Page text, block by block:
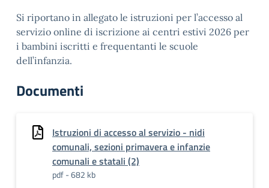
Si riportano in allegato le istruzioni per l’accesso al
servizio online di iscrizione ai centri estivi 2026 per
i bambini iscritti e frequentanti le scuole
dell’infanzia.
Documenti
Istruzioni di accesso al servizio - nidi
comunali, sezioni primavera e infanzie
comunali e statali (2)
pdf - 682 kb